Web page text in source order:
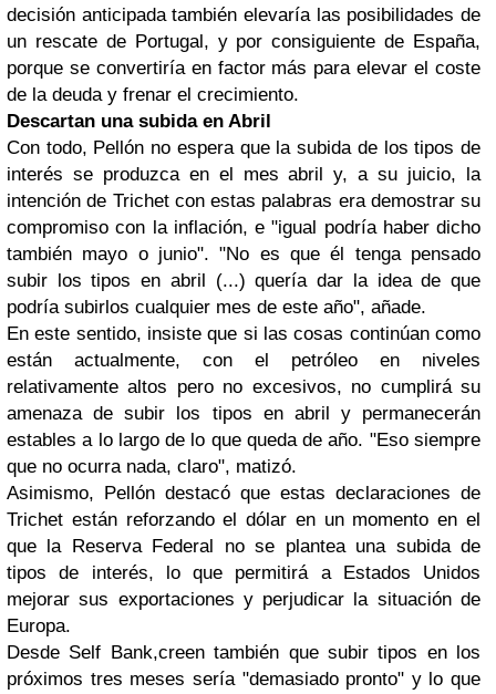
decisión anticipada también elevaría las posibilidades de
un rescate de Portugal, y por consiguiente de España,
porque se convertiría en factor más para elevar el coste
de la deuda y frenar el crecimiento.
Descartan una subida en Abril
Con todo, Pellón no espera que la subida de los tipos de
interés se produzca en el mes abril y, a su juicio, la
intención de Trichet con estas palabras era demostrar su
compromiso con la inflación, e "igual podría haber dicho
también mayo o junio". "No es que él tenga pensado
subir los tipos en abril (...) quería dar la idea de que
podría subirlos cualquier mes de este año", añade.
En este sentido, insiste que si las cosas continúan como
están actualmente, con el petróleo en niveles
relativamente altos pero no excesivos, no cumplirá su
amenaza de subir los tipos en abril y permanecerán
estables a lo largo de lo que queda de año. "Eso siempre
que no ocurra nada, claro", matizó.
Asimismo, Pellón destacó que estas declaraciones de
Trichet están reforzando el dólar en un momento en el
que la Reserva Federal no se plantea una subida de
tipos de interés, lo que permitirá a Estados Unidos
mejorar sus exportaciones y perjudicar la situación de
Europa.
Desde Self Bank,creen también que subir tipos en los
próximos tres meses sería "demasiado pronto" y lo que